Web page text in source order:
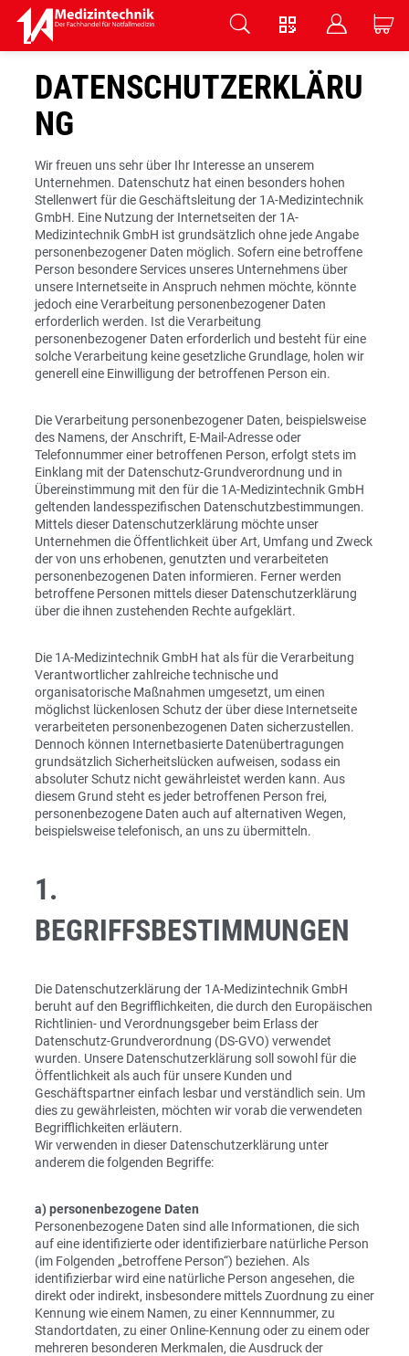
V B C
DATENSCHUTZERKLÄRU
NG
Wir freuen uns sehr über Ihr Interesse an unserem
Unternehmen. Datenschutz hat einen besonders hohen
Stellenwert für die Geschäftsleitung der 1A-Medizintechnik
GmbH. Eine Nutzung der Internetseiten der 1A-
Medizintechnik GmbH ist grundsätzlich ohne jede Angabe
personenbezogener Daten möglich. Sofern eine betroffene
Person besondere Services unseres Unternehmens über
unsere Internetseite in Anspruch nehmen möchte, könnte
jedoch eine Verarbeitung personenbezogener Daten
erforderlich werden. Ist die Verarbeitung
personenbezogener Daten erforderlich und besteht für eine
solche Verarbeitung keine gesetzliche Grundlage, holen wir
generell eine Einwilligung der betroffenen Person ein.
Die Verarbeitung personenbezogener Daten, beispielsweise
des Namens, der Anschrift, E-Mail-Adresse oder
Telefonnummer einer betroffenen Person, erfolgt stets im
Einklang mit der Datenschutz-Grundverordnung und in
Übereinstimmung mit den für die 1A-Medizintechnik GmbH
geltenden landesspezifischen Datenschutzbestimmungen.
Mittels dieser Datenschutzerklärung möchte unser
Unternehmen die Öffentlichkeit über Art, Umfang und Zweck
der von uns erhobenen, genutzten und verarbeiteten
personenbezogenen Daten informieren. Ferner werden
betroffene Personen mittels dieser Datenschutzerklärung
über die ihnen zustehenden Rechte aufgeklärt.
Die 1A-Medizintechnik GmbH hat als für die Verarbeitung
Verantwortlicher zahlreiche technische und
organisatorische Maßnahmen umgesetzt, um einen
möglichst lückenlosen Schutz der über diese Internetseite
verarbeiteten personenbezogenen Daten sicherzustellen.
Dennoch können Internetbasierte Datenübertragungen
grundsätzlich Sicherheitslücken aufweisen, sodass ein
absoluter Schutz nicht gewährleistet werden kann. Aus
diesem Grund steht es jeder betroffenen Person frei,
personenbezogene Daten auch auf alternativen Wegen,
beispielsweise telefonisch, an uns zu übermitteln.
1.
BEGRIFFSBESTIMMUNGEN
Die Datenschutzerklärung der 1A-Medizintechnik GmbH
beruht auf den Begrifflichkeiten, die durch den Europäischen
Richtlinien- und Verordnungsgeber beim Erlass der
Datenschutz-Grundverordnung (DS-GVO) verwendet
wurden. Unsere Datenschutzerklärung soll sowohl für die
Öffentlichkeit als auch für unsere Kunden und
Geschäftspartner einfach lesbar und verständlich sein. Um
dies zu gewährleisten, möchten wir vorab die verwendeten
Begrifflichkeiten erläutern.
Wir verwenden in dieser Datenschutzerklärung unter
anderem die folgenden Begriffe:
a) personenbezogene Daten
Personenbezogene Daten sind alle Informationen, die sich
auf eine identifizierte oder identifizierbare natürliche Person
(im Folgenden „betroffene Person“) beziehen. Als
identifizierbar wird eine natürliche Person angesehen, die
direkt oder indirekt, insbesondere mittels Zuordnung zu einer
Kennung wie einem Namen, zu einer Kennnummer, zu
Standortdaten, zu einer Online-Kennung oder zu einem oder
mehreren besonderen Merkmalen, die Ausdruck der